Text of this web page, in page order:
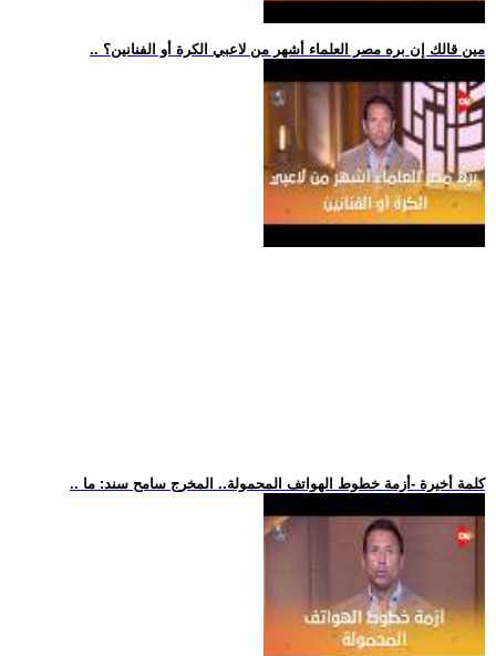
.. مين قالك إن بره مصر العلماء أشهر من لاعبي الكرة أو الفنانين؟
.. كلمة أخيرة -أزمة خطوط الهواتف المحمولة.. المخرج سامح سند: ما